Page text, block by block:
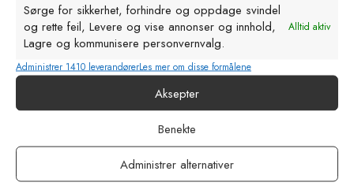
Sørge for sikkerhet, forhindre og oppdage svindel
og rette feil, Levere og vise annonser og innhold,
Lagre og kommunisere personvernvalg.
Alltid aktiv
Administrer 1410 leverandørerLes mer om disse formålene
Aksepter
Benekte
Administrer alternativer
Relaterte produkter